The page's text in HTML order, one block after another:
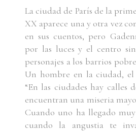
La ciudad de París de la
XX aparece una y otra vez
en sus cuentos, pero
por las luces y el centro
personajes a los barrios
Un hombre en la ciudad, el
“En las ciudades hay calles
encuentran una miseria
Cuando uno ha llegado
cuando la angustia te